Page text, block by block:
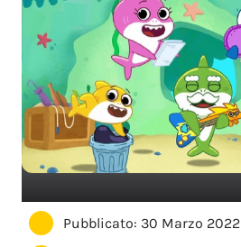
Pubblicato: 30 Marzo 2022